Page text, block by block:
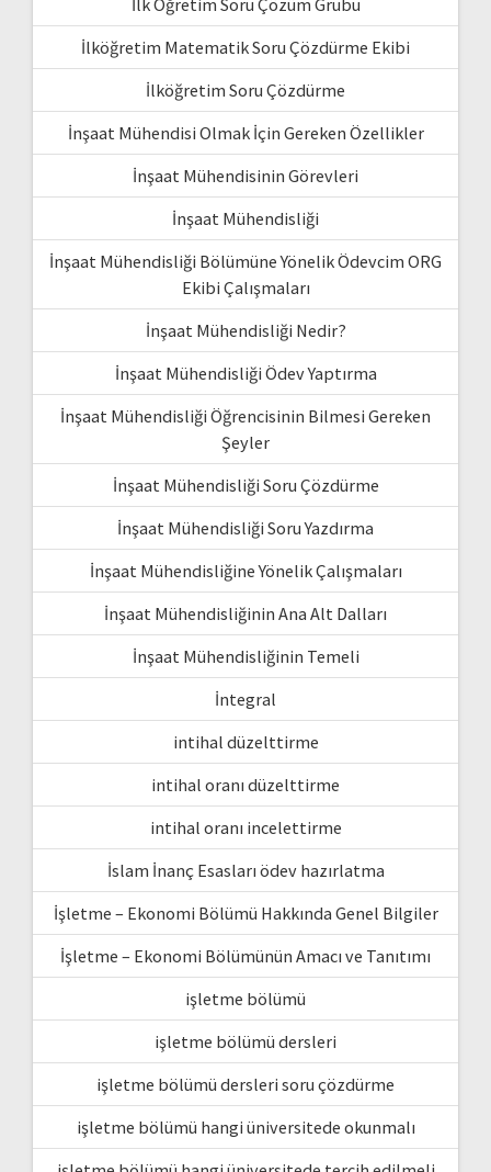
İlköğretim Matematik Soru Çözdürme Ekibi
İlköğretim Soru Çözdürme
İnşaat Mühendisi Olmak İçin Gereken Özellikler
İnşaat Mühendisinin Görevleri
İnşaat Mühendisliği
İnşaat Mühendisliği Bölümüne Yönelik Ödevcim ORG
Ekibi Çalışmaları
İnşaat Mühendisliği Nedir?
İnşaat Mühendisliği Ödev Yaptırma
İnşaat Mühendisliği Öğrencisinin Bilmesi Gereken
Şeyler
İnşaat Mühendisliği Soru Çözdürme
İnşaat Mühendisliği Soru Yazdırma
İnşaat Mühendisliğine Yönelik Çalışmaları
İnşaat Mühendisliğinin Ana Alt Dalları
İnşaat Mühendisliğinin Temeli
İntegral
intihal düzelttirme
intihal oranı düzelttirme
intihal oranı incelettirme
İslam İnanç Esasları ödev hazırlatma
İşletme – Ekonomi Bölümü Hakkında Genel Bilgiler
İşletme – Ekonomi Bölümünün Amacı ve Tanıtımı
işletme bölümü
işletme bölümü dersleri
işletme bölümü dersleri soru çözdürme
işletme bölümü hangi üniversitede okunmalı